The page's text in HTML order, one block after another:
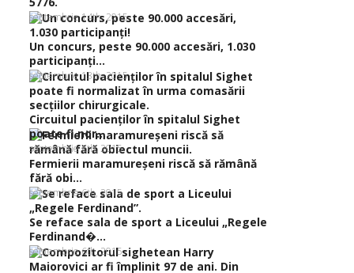
septembrie 14th, 2015
Un concurs, peste 90.000 accesări, 1.030
participanţi...
septembrie 13th, 2015
Circuitul pacienţilor în spitalul Sighet
poate fi nor...
septembrie 6th, 2015
Fermierii maramureşeni riscă să rămână
fără obi...
septembrie 6th, 2015
Se reface sala de sport a Liceului „Regele
Ferdinand�...
septembrie 6th, 2015